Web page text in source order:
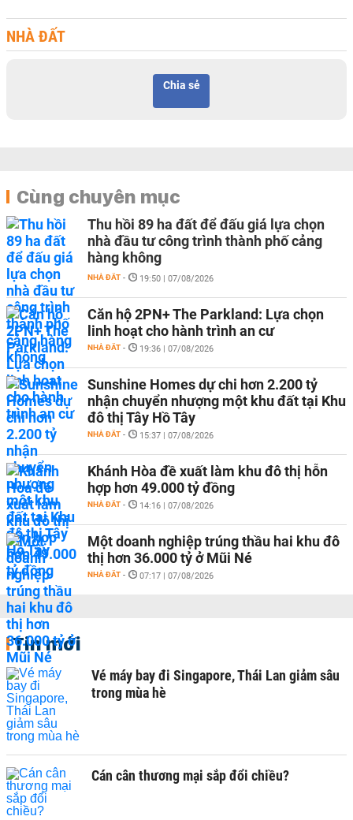
NHÀ ĐẤT
Chia sẻ
Cùng chuyên mục
Thu hồi 89 ha đất để đấu giá lựa chọn
nhà đầu tư công trình thành phố cảng
hàng không
NHÀ ĐẤT - 19:50 | 07/08/2026
Căn hộ 2PN+ The Parkland: Lựa chọn
linh hoạt cho hành trình an cư
NHÀ ĐẤT - 19:36 | 07/08/2026
Sunshine Homes dự chi hơn 2.200 tỷ
nhận chuyển nhượng một khu đất tại Khu
đô thị Tây Hồ Tây
NHÀ ĐẤT - 15:37 | 07/08/2026
Khánh Hòa đề xuất làm khu đô thị hỗn
hợp hơn 49.000 tỷ đồng
NHÀ ĐẤT - 14:16 | 07/08/2026
Một doanh nghiệp trúng thầu hai khu đô
thị hơn 36.000 tỷ ở Mũi Né
NHÀ ĐẤT - 07:17 | 07/08/2026
Tin mới
Vé máy bay đi Singapore, Thái Lan giảm sâu
trong mùa hè
Cán cân thương mại sắp đổi chiều?